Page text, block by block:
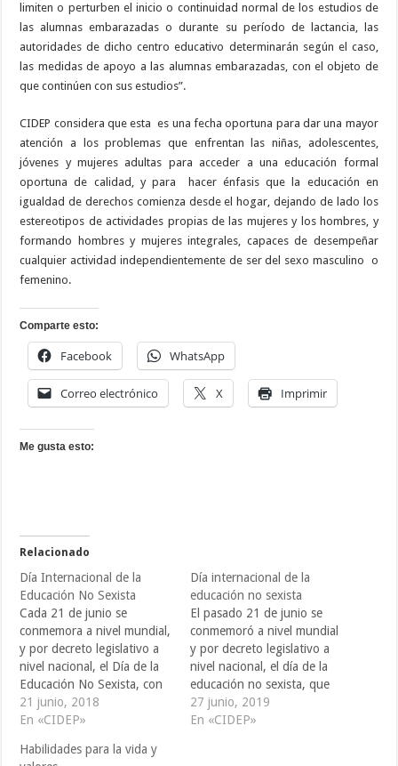
limiten o perturben el inicio o continuidad normal de los estudios de
las alumnas embarazadas o durante su período de lactancia, las
autoridades de dicho centro educativo determinarán según el caso,
las medidas de apoyo a las alumnas embarazadas, con el objeto de
que continúen con sus estudios”.
CIDEP considera que esta es una fecha oportuna para dar una mayor
atención a los problemas que enfrentan las niñas, adolescentes,
jóvenes y mujeres adultas para acceder a una educación formal
oportuna de calidad, y para
hacer énfasis que la educación en
igualdad de derechos comienza desde el hogar, dejando de lado los
estereotipos de actividades propias de las mujeres y los hombres, y
formando hombres y mujeres integrales, capaces de desempeñar
cualquier actividad independientemente de ser del sexo masculino o
femenino.
Comparte esto:
Facebook WhatsApp
Correo electrónico X Imprimir
Me gusta esto:
Relacionado
Día Internacional de la
Educación No Sexista
Cada 21 de junio se
conmemora a nivel mundial,
y por decreto legislativo a
nivel nacional, el Día de la
Educación No Sexista, con
el que se busca construir
una educación formal y no
decir, sin discriminación de
21 junio, 2018
En «CIDEP»
Día internacional de la
educación no sexista
El pasado 21 de junio se
conmemoró a nivel mundial
y por decreto legislativo a
nivel nacional, el día de la
educación no sexista, que
busca construir una
educación formal y no
27 junio, 2019
En «CIDEP»
Habilidades para la vida y